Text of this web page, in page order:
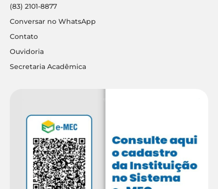
(83) 2101-8877
Conversar no WhatsApp
Contato
Ouvidoria
Secretaria Acadêmica